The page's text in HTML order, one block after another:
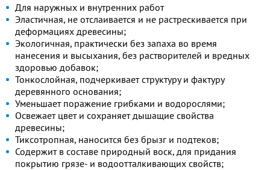
Для наружных и внутренних работ
Эластичная, не отслаивается и не растрескивается при
деформациях древесины;
Экологичная, практически без запаха во время
нанесения и высыхания, без растворителей и вредных
здоровью добавок;
Тонкослойная, подчеркивает структуру и фактуру
деревянного основания;
Уменьшает поражение грибками и водорослями;
Освежает цвет и сохраняет дышащие свойства
древесины;
Тиксотропная, наносится без брызг и подтеков;
Содержит в составе природный воск, для придания
покрытию грязе- и водоотталкивающих свойств;